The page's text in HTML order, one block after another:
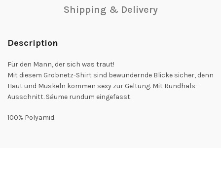
Shipping & Delivery
Description
Für den Mann, der sich was traut!
Mit diesem Grobnetz-Shirt sind bewundernde Blicke sicher, denn
Haut und Muskeln kommen sexy zur Geltung. Mit Rundhals-
Ausschnitt. Säume rundum eingefasst.
100% Polyamid.